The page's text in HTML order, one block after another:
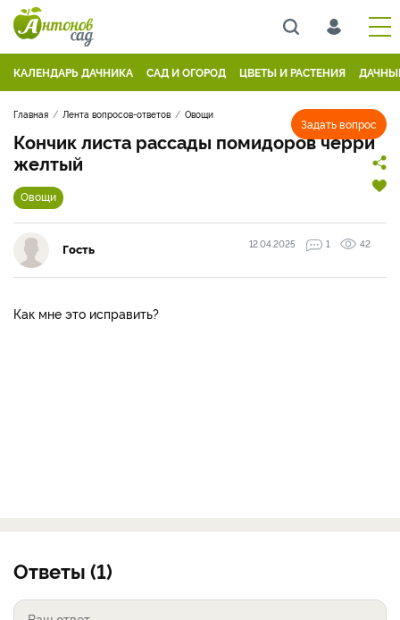
КАЛЕНДАРЬ ДАЧНИКА САД И ОГОРОД ЦВЕТЫ И РАСТЕНИЯ
Задать вопрос
Главная Лента вопросов-ответов Овощи
Кончик листа рассады помидоров черри
желтый
Овощи
Гость 12.04.2025 1 42
Как мне это исправить?
Ответы (1)